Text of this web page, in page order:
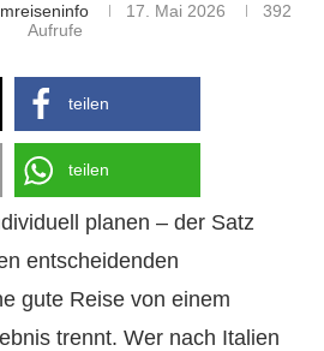
17. Mai 2026
392
Aufrufe
teilen
teilen
planen – der Satz
entscheidenden
gute Reise von einem
trennt. Wer nach Italien